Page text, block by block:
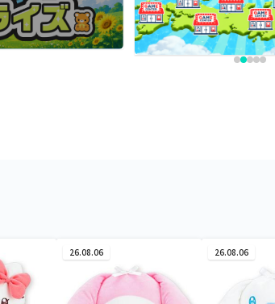
26.08.06 26.08.06